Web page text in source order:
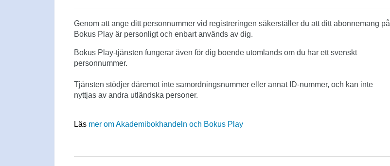
Genom att ange ditt personnummer vid registreringen säkerställer du att ditt abonnemang på
Bokus Play är personligt och enbart används av dig.
Bokus Play-tjänsten fungerar även för dig boende utomlands om du har ett svenskt
personnummer.
Tjänsten stödjer däremot inte samordningsnummer eller annat ID-nummer, och kan inte
nyttjas av andra utländska personer.
Läs mer om Akademibokhandeln och Bokus Play